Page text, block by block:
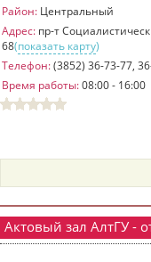
пїЅпїЅпїЅпїЅпїЅ
пїЅпїЅпїЅ
пїЅпїЅпїЅ
пїЅпїЅпїЅ
Район: Центральный
Адрес: пр-т
68(показать карту)
Телефон:(3852) 36-73-77,
Время работы:08:00 - 16:00
Актовый зал АлтГУ -